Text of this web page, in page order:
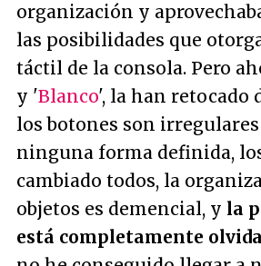
organización y
las posibilidades que
táctil de la consola. Pero
y 'Blanco', la han retocado
los botones son
ninguna forma definida,
cambiado todos, la
objetos es demencial, y la
está completamente